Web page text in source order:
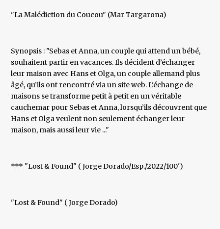
"La Malédiction du Coucou" (Mar Targarona)
Synopsis : "Sebas et Anna, un couple qui attend un bébé,
souhaitent partir en vacances. Ils décident d’échanger
leur maison avec Hans et Olga, un couple allemand plus
âgé, qu’ils ont rencontré via un site web. L'échange de
maisons se transforme petit à petit en un véritable
cauchemar pour Sebas et Anna, lorsqu’ils découvrent que
Hans et Olga veulent non seulement échanger leur
maison, mais aussi leur vie ..."
*** "Lost & Found" ( Jorge Dorado/Esp./2022/100')
"Lost & Found" ( Jorge Dorado)